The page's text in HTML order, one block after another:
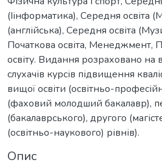
(Іінформатика), Середня освіта
(англійська), Середня освіта
Початкова освіта, Менеджмент,
освіту. Видання розраховано на
слухачів курсів підвищення
вищої освіти (освітньо-
(фаховий молодший бакалавр),
(бакалаврського), другого
(освітньо-наукового) рівнів).
Опис